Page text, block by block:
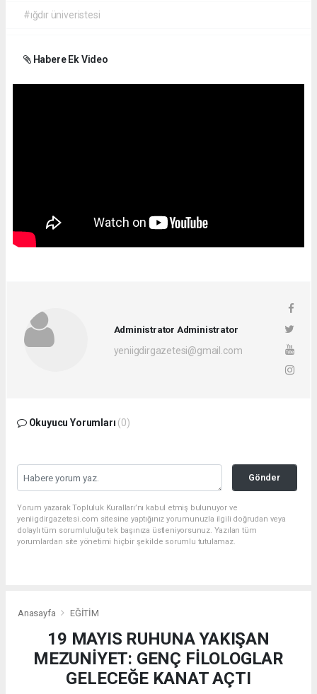
#ığdır üniveristesi
Habere Ek Video
Administrator Administrator
yeniigdirgazetesi@gmail.com
Okuyucu Yorumları (0)
Gönder
Yorum yazarak Topluluk Kuralları’nı kabul etmiş bulunuyor ve
yeniigdirgazetesi.com sitesine yaptığınız yorumunuzla ilgili doğrudan veya
dolaylı tüm sorumluluğu tek başınıza üstleniyorsunuz. Yazılan tüm
yorumlardan site yönetimi hiçbir şekilde sorumlu tutulamaz.
Anasayfa EĞİTİM
19 MAYIS RUHUNA YAKIŞAN
MEZUNİYET: GENÇ FİLOLOGLAR
GELECEĞE KANAT AÇTI